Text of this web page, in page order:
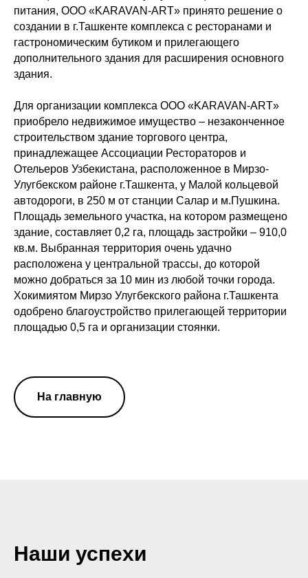
питания, ООО «KARAVAN-ART» принято решение о
создании в г.Ташкенте комплекса с ресторанами и
гастрономическим бутиком и прилегающего
дополнительного здания для расширения основного
здания.
Для организации комплекса ООО «KARAVAN-ART»
приобрело недвижимое имущество – незаконченное
строительством здание торгового центра,
принадлежащее Ассоциации Рестораторов и
Отельеров Узбекистана, расположенное в Мирзо-
Улугбекском районе г.Ташкента, у Малой кольцевой
автодороги, в 250 м от станции Салар и м.Пушкина.
Площадь земельного участка, на котором размещено
здание, составляет 0,2 га, площадь застройки – 910,0
кв.м. Выбранная территория очень удачно
расположена у центральной трассы, до которой
можно добраться за 10 мин из любой точки города.
Хокимиятом Мирзо Улугбекского района г.Ташкента
одобрено благоустройство прилегающей территории
площадью 0,5 га и организации стоянки.
На главную
Наши успехи